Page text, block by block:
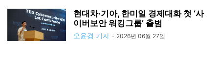
현대차·기아, 한미일 경제대화 첫 ‘사
이버보안 워킹그룹’ 출범
오윤경 기자 - 2026년 06월 27일